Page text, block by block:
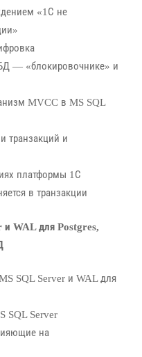
«1С не
— «блокировочнике» и
MVCC в MS SQL
транзакций и
платформы 1С
в транзакции
и WAL для Postgres,
SQL Server и WAL для
SQL Server
на